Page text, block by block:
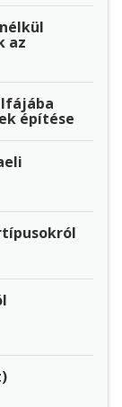
az
építése